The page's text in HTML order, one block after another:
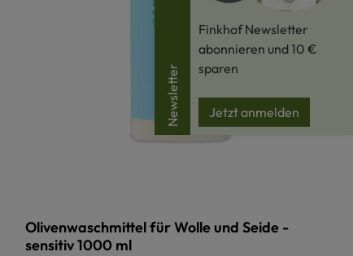
Olivenwaschmittel für Wolle und Seide -
sensitiv 1000 ml
Newsletter
Finkhof Newsletter
abonnieren und 10 €
sparen
Jetzt anmelden